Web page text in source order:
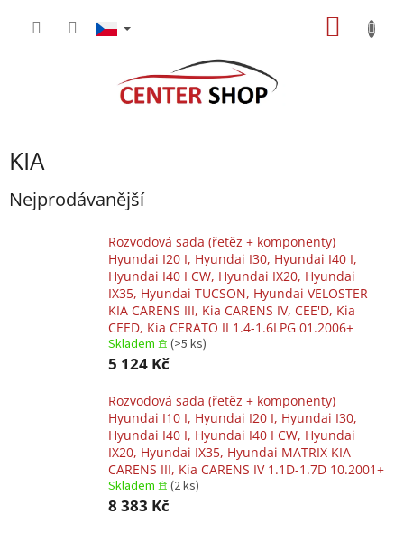
KIA
Nejprodávanější
Rozvodová sada (řetěz + komponenty)
Hyundai I20 I, Hyundai I30, Hyundai I40 I,
Hyundai I40 I CW, Hyundai IX20, Hyundai
IX35, Hyundai TUCSON, Hyundai VELOSTER
KIA CARENS III, Kia CARENS IV, CEE'D, Kia
CEED, Kia CERATO II 1.4-1.6LPG 01.2006+
Skladem 𖠿 (>5 ks)
5 124 Kč
Rozvodová sada (řetěz + komponenty)
Hyundai I10 I, Hyundai I20 I, Hyundai I30,
Hyundai I40 I, Hyundai I40 I CW, Hyundai
IX20, Hyundai IX35, Hyundai MATRIX KIA
CARENS III, Kia CARENS IV 1.1D-1.7D 10.2001+
Skladem 𖠿 (2 ks)
8 383 Kč